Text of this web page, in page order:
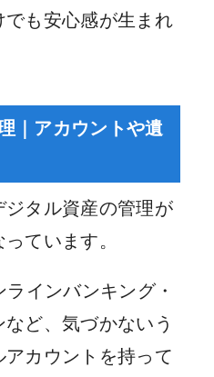
も安心感が生まれ
｜アカウントや遺
タル資産の管理が
ています。
インバンキング・
ど、気づかないう
カウントを持って